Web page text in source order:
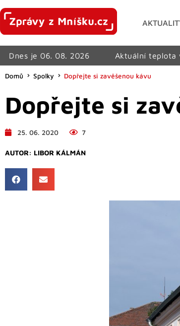
Dnes je 06. 08. 2026 Aktuální teplota
Domů Spolky Dopřejte si zavěšenou kávu
Dopřejte si
25. 06. 2020 7
AUTOR: LIBOR KÁLMÁN